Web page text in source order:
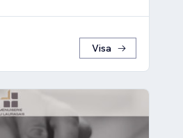
Visa